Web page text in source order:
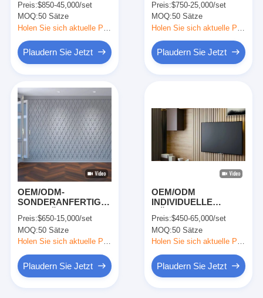
dekorative 3D-
Massivholz-
Wandpaneele für
Hotels mit Layout-
Design
Preis:$850-45,000/set
MOQ:50 Sätze
Plaudern Sie Jetzt
aus Holz für feste
Hotelmöbel für
Hotel/Apartment/Villa/
Preis:$750-25,000/set
MOQ:50 Sätze
Plaudern Sie Jetzt
OEM/ODM-
SONDERANFERTIGUNG
ZEITGENÖSSISCHE
HOTELEINRICHTUNG
MIT
Preis:$650-15,000/set
MOQ:50 Sätze
Plaudern Sie Jetzt
OEM/ODM
INDIVIDUELLE
WANDVERKLEIDUNG
- GESAMTLÖSUNGEN
Preis:$450-65,000/set
MOQ:50 Sätze
Plaudern Sie Jetzt